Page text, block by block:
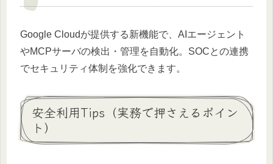
Google Cloudが提供する新機能で、AIエージェント
やMCPサーバの検出・管理を自動化。SOCとの連携
でセキュリティ体制を強化できます。
安全利用Tips（実務で押さえるポイン
ト）